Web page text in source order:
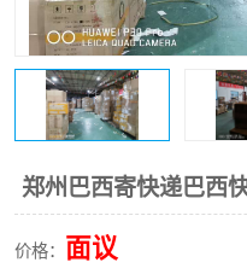
郑州巴西寄快递巴西
价格： 面议